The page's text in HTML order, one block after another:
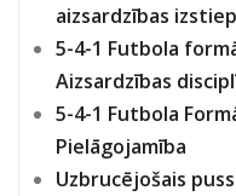
aizsardzības
5-4-1 Futbola
Aizsardzības
5-4-1 Futbola
Pielāgojamība
Uzbrucējošais